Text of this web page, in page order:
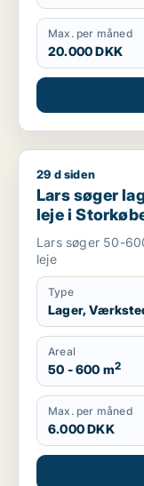
Max. per måned
20.000 DKK
Lars søger lager,
29 d siden
Lars søger
leje i
Lars søger 50-
leje
Type
Lager,
Areal
50 - 600 m2
Max. per måned
6.000 DKK